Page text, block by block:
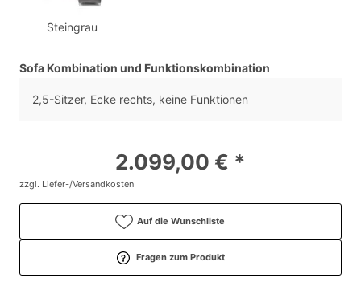
Steingrau
Sofa Kombination und Funktionskombination
2,5-Sitzer, Ecke rechts, keine Funktionen
2.099,00 € *
zzgl. Liefer-/Versandkosten
Auf die Wunschliste
Fragen zum Produkt